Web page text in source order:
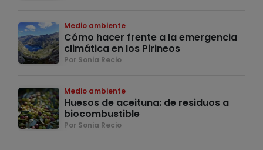
Medio ambiente
Cómo hacer frente a la emergencia
climática en los Pirineos
Por Sonia Recio
Medio ambiente
Huesos de aceituna: de residuos a
biocombustible
Por Sonia Recio